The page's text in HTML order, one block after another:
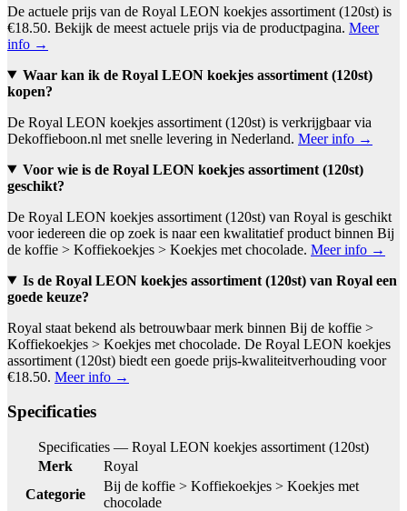
De actuele prijs van de Royal LEON koekjes assortiment (120st) is
€18.50. Bekijk de meest actuele prijs via de productpagina. Meer
info →
Waar kan ik de Royal LEON koekjes assortiment (120st)
kopen?
De Royal LEON koekjes assortiment (120st) is verkrijgbaar via
Dekoffieboon.nl met snelle levering in Nederland. Meer info →
Voor wie is de Royal LEON koekjes assortiment (120st)
geschikt?
De Royal LEON koekjes assortiment (120st) van Royal is geschikt
voor iedereen die op zoek is naar een kwalitatief product binnen Bij
de koffie > Koffiekoekjes > Koekjes met chocolade. Meer info →
Is de Royal LEON koekjes assortiment (120st) van Royal een
goede keuze?
Royal staat bekend als betrouwbaar merk binnen Bij de koffie >
Koffiekoekjes > Koekjes met chocolade. De Royal LEON koekjes
assortiment (120st) biedt een goede prijs-kwaliteitverhouding voor
€18.50. Meer info →
Specificaties
Specificaties — Royal LEON koekjes assortiment (120st)
Merk
Royal
Categorie
Bij de koffie > Koffiekoekjes > Koekjes met
chocolade